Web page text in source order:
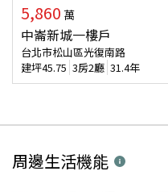
5,860 萬
中崙新城一樓戶
台北市松山區光復南路
建坪45.75 3房2廳 31.4年
周邊生活機能